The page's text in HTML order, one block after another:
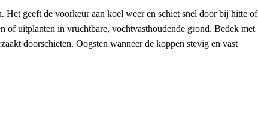
geeft de voorkeur aan koel weer en schiet snel door bij hitte of
of uitplanten in vruchtbare, vochtvasthoudende grond. Bedek met
doorschieten. Oogsten wanneer de koppen stevig en vast